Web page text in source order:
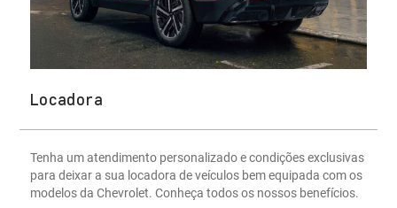
Locadora
Tenha um atendimento personalizado e condições exclusivas
para deixar a sua locadora de veículos bem equipada com os
modelos da Chevrolet. Conheça todos os nossos benefícios.